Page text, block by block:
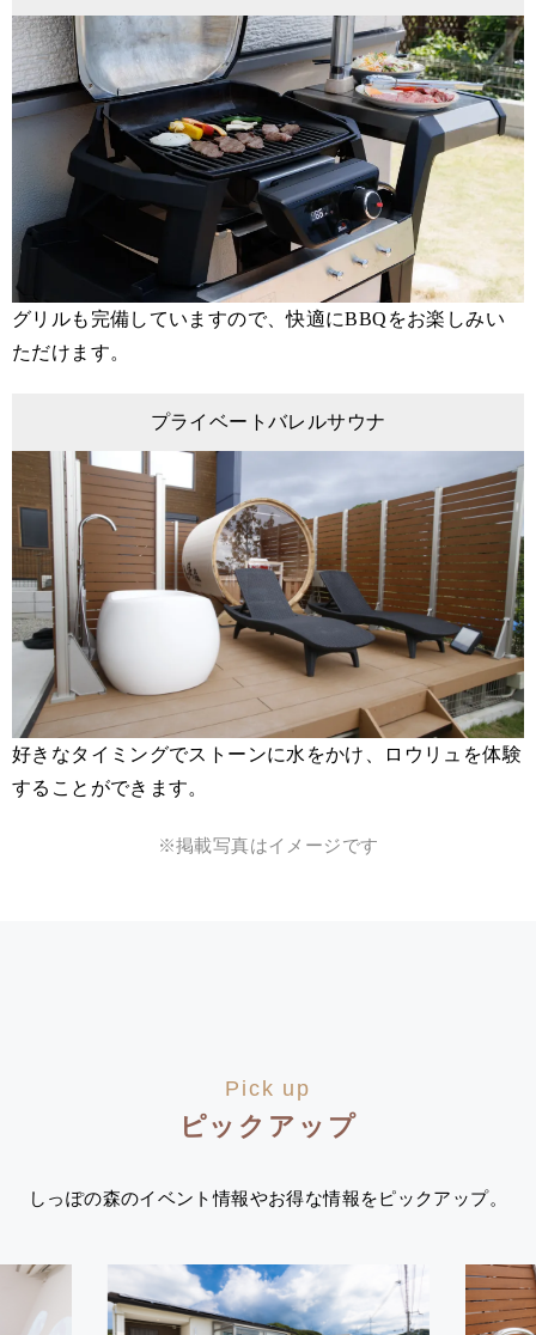
グリルも完備していますので、快適にBBQをお楽しみい
ただけます。
プライベートバレルサウナ
好きなタイミングでストーンに水をかけ、ロウリュを体験
することができます。
※掲載写真はイメージです
Pick up
ピックアップ
しっぽの森のイベント情報やお得な情報をピックアップ。